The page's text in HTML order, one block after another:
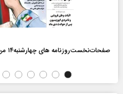
صفحات‌نخست‌روزنامه ها‌ی چهارشنبه‌۱۴ مردادماه